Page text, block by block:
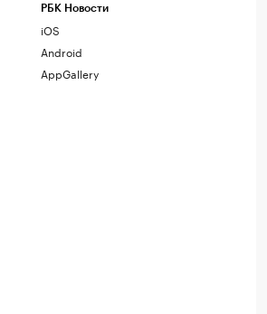
РБК Новости
iOS
Android
AppGallery